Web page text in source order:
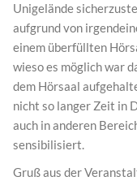
Unigelände
aufgrund von
einem überfüllten
wieso es möglich war
dem Hörsaal
nicht so langer Zeit in
auch in anderen
sensibilisiert.
Gruß aus der